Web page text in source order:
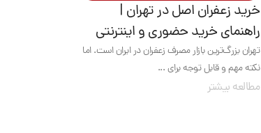
خرید زعفران اصل در تهران |
راهنمای خرید حضوری و اینترنتی
تهران بزرگ‌ترین بازار مصرف زعفران در ایران است. اما
نکته مهم و قابل توجه برای ...
مطالعه بیشتر